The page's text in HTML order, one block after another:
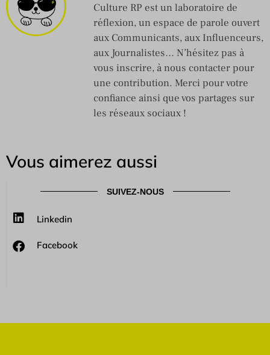
Culture RP est un laboratoire de
réflexion, un espace de parole ouvert
aux Communicants, aux Influenceurs,
aux Journalistes… N’hésitez pas à
vous inscrire, à nous contacter pour
une contribution. Merci pour votre
confiance ainsi que vos partages sur
les réseaux sociaux !
Vous aimerez aussi
SUIVEZ-NOUS
Linkedin
Facebook